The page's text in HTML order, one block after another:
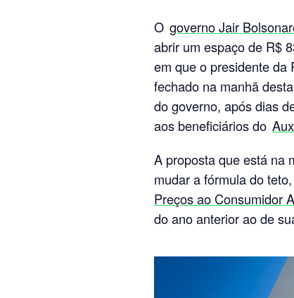
O governo Jair
abrir um espaço de R$
em que o presidente da
fechado na manhã
do governo, após dias
aos beneficiários do
A proposta que está na
mudar a fórmula do
Preços ao Consumidor
do ano anterior ao de